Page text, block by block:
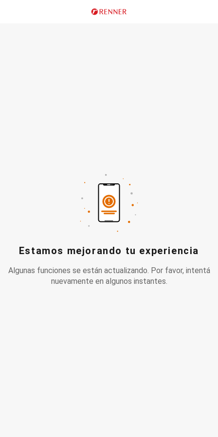
Estamos mejorando tu experiencia
Algunas funciones se están actualizando. Por favor, intentá
nuevamente en algunos instantes.